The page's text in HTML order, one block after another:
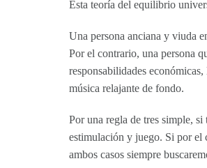
Esta teoría del equilibrio
Una persona anciana y viuda
Por el contrario, una persona
responsabilidades
música relajante de fondo.
Por una regla de tres simple,
estimulación y juego. Si por el
ambos casos siempre